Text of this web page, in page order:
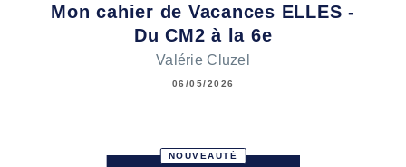
Mon cahier de Vacances ELLES -
Du CM2 à la 6e
Valérie Cluzel
06/05/2026
NOUVEAUTÉ